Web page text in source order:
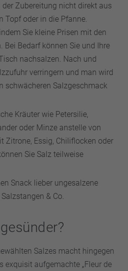
der Zubereitung nicht direkt aus
Topf oder in die Pfanne.
Sie kleine Prisen mit den
Bei Bedarf können Sie und Ihre
nachsalzen. Nach und
verringern und man wird
schwächeren Salzgeschmack
Kräuter wie Petersilie,
oder Minze anstelle von
Zitrone, Essig, Chiliflocken oder
Sie Salz teilweise
Snack lieber ungesalzene
& Co.
Salzes macht hingegen
exquisit aufgemachte „Fleur de